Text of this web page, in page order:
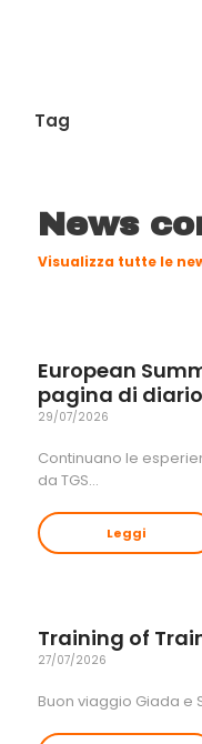
Tag
News
Visualizza tutte le
European
pagina di
29/07/2026
Continuano le
da TGS…
Leggi
Training of
27/07/2026
Buon viaggio Giada e